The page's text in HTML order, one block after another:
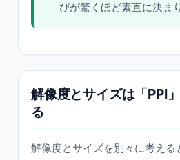
びが驚くほど素直に決ま
解像度とサイズは「PPI
る
解像度とサイズを別々に考える